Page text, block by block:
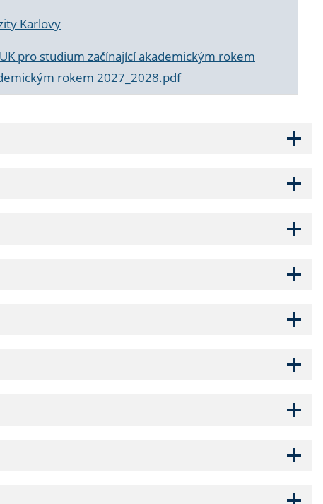
Karlovy
pro studium začínající akademickým rokem
rokem 2027_2028.pdf